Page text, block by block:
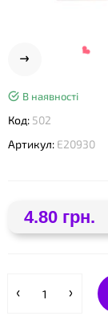
В наявності
Код: 502
Артикул: E20930
4.80 грн.